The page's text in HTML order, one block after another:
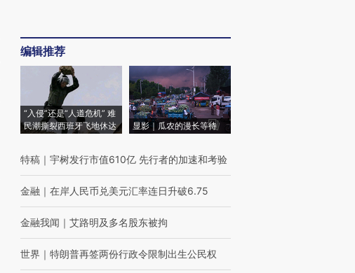
编辑推荐
“入侵”还是“人道危机” 难
民潮撕裂西班牙飞地休达
显影｜瓜农的漫长等待
特稿 ｜ 宇树发行市值610亿 先行者的加速和考验
金融 ｜ 在岸人民币兑美元汇率连日升破6.75
金融我闻 ｜ 艾路明及多名股东被拘
世界 ｜ 特朗普再签两份行政令限制出生公民权